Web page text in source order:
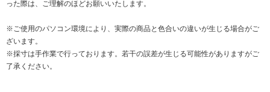
った際は、ご理解のほどお願いいたします。
※ご使用のパソコン環境により、実際の商品と色合いの違いが生じる場合がご
ざいます。
※採寸は手作業で行っております。若干の誤差が生じる可能性がありますがご
了承ください。